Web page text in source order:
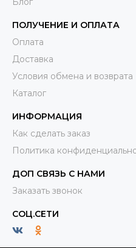
ПОЛУЧЕНИЕ И ОПЛАТА
Оплата
Доставка
Условия обмена и возврата
Каталог
ИНФОРМАЦИЯ
Как сделать заказ
Политика
ДОП СВЯЗЬ С НАМИ
Заказать звонок
СОЦ.СЕТИ